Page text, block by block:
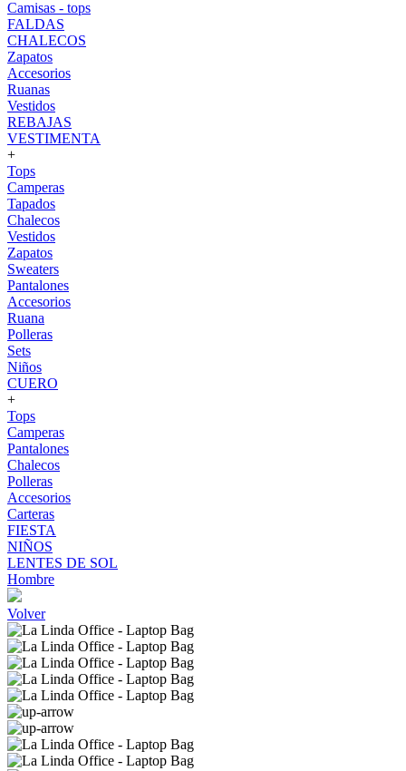
Camisas - tops
FALDAS
CHALECOS
Zapatos
Accesorios
Ruanas
Vestidos
REBAJAS
VESTIMENTA
+
Tops
Camperas
Tapados
Chalecos
Vestidos
Zapatos
Sweaters
Pantalones
Accesorios
Ruana
Polleras
Sets
Niños
CUERO
+
Tops
Camperas
Pantalones
Chalecos
Polleras
Accesorios
Carteras
FIESTA
NIÑOS
LENTES DE SOL
Hombre
Volver